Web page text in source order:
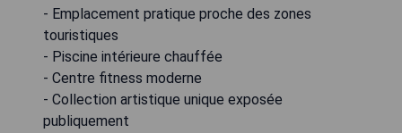
- Emplacement pratique proche des zones
touristiques
- Piscine intérieure chauffée
- Centre fitness moderne
- Collection artistique unique exposée
publiquement